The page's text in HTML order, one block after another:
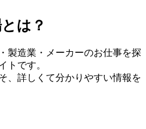
は？
製造業・メーカーのお仕事を探
トです。
、詳しくて分かりやすい情報を